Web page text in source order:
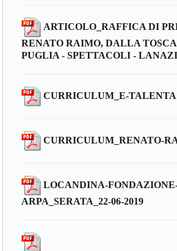
ARTICOLO_RAFFICA DI
RENATO RAIMO, DALLA
PUGLIA - SPETTACOLI -
CURRICULUM_E-TALENTA
CURRICULUM_RENATO-
LOCANDINA-
ARPA_SERATA_22-06-2019